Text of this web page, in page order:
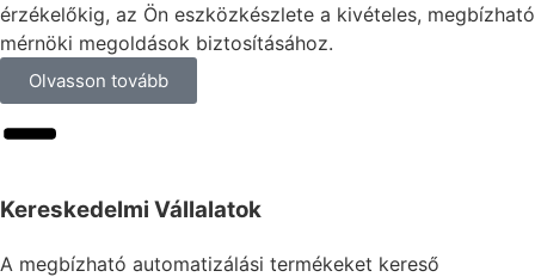
érzékelőkig, az Ön eszközkészlete a kivételes, megbízható
mérnöki megoldások biztosításához.
Olvasson tovább
Kereskedelmi Vállalatok
A megbízható automatizálási termékeket kereső